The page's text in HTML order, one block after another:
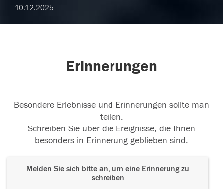
10.12.2025
Erinnerungen
Besondere Erlebnisse und Erinnerungen sollte man
teilen.
Schreiben Sie über die Ereignisse, die Ihnen
besonders in Erinnerung geblieben sind.
Melden Sie sich bitte an, um eine Erinnerung zu
schreiben